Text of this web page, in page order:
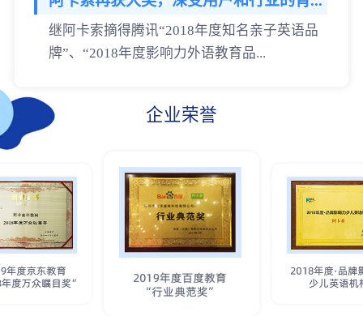
继阿卡索摘得腾讯“2018年度知名亲子英语品
牌”、“2018年度影响力外语教育品...
企业荣誉